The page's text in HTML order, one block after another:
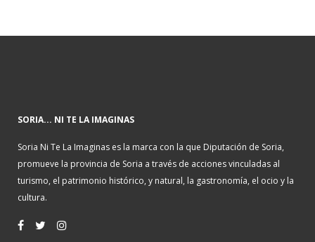
SORIA... NI TE LA IMAGINAS
Soria Ni Te La Imaginas es la marca con la que Diputación de Soria,
promueve la provincia de Soria a través de acciones vinculadas al
turismo, el patrimonio histórico, y natural, la gastronomía, el ocio y la
cultura.